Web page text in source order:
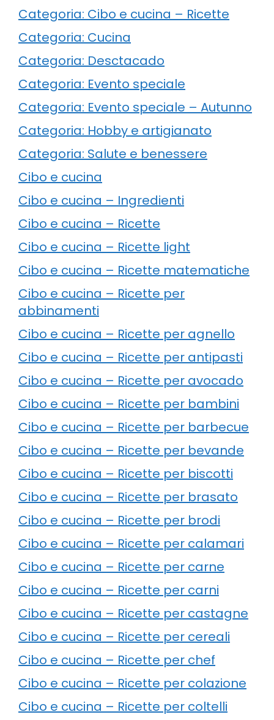
Categoria: Cibo e cucina – Ricette
Categoria: Cucina
Categoria: Desctacado
Categoria: Evento speciale
Categoria: Evento speciale – Autunno
Categoria: Hobby e artigianato
Categoria: Salute e benessere
Cibo e cucina
Cibo e cucina – Ingredienti
Cibo e cucina – Ricette
Cibo e cucina – Ricette light
Cibo e cucina – Ricette matematiche
Cibo e cucina – Ricette per
abbinamenti
Cibo e cucina – Ricette per agnello
Cibo e cucina – Ricette per antipasti
Cibo e cucina – Ricette per avocado
Cibo e cucina – Ricette per bambini
Cibo e cucina – Ricette per barbecue
Cibo e cucina – Ricette per bevande
Cibo e cucina – Ricette per biscotti
Cibo e cucina – Ricette per brasato
Cibo e cucina – Ricette per brodi
Cibo e cucina – Ricette per calamari
Cibo e cucina – Ricette per carne
Cibo e cucina – Ricette per carni
Cibo e cucina – Ricette per castagne
Cibo e cucina – Ricette per cereali
Cibo e cucina – Ricette per chef
Cibo e cucina – Ricette per colazione
Cibo e cucina – Ricette per coltelli